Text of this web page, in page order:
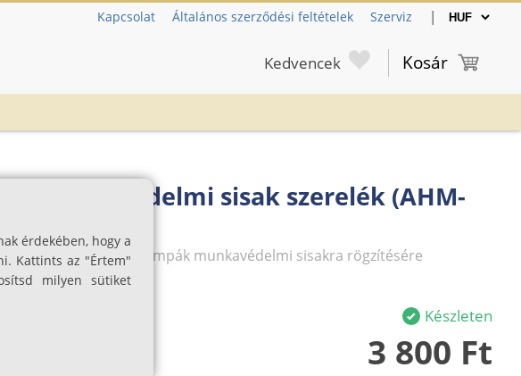
Kapcsolat Általános szerződési feltételek Szerviz |
Kedvencek Kosár
munkavédelmi sisak szerelék (AHM-
Tiara és Elf zseblámpák munkavédelmi sisakra rögzítésére
Készleten
3 800 Ft
érdekében, hogy a
Kattints az "Értem"
milyen sütiket